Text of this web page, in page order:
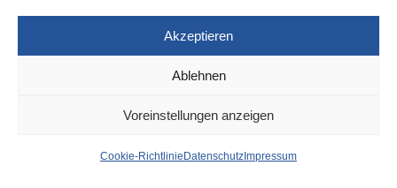
Akzeptieren
Ablehnen
Voreinstellungen anzeigen
Cookie-Richtlinie Datenschutz Impressum